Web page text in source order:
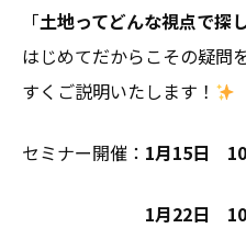
「土地ってどんな視点で探
はじめてだからこその疑問を
すくご説明いたします！
セミナー開催： 1月15日
1月22日 10：00